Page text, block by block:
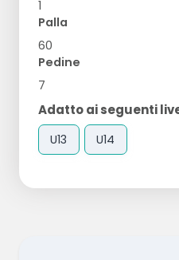
1
Palla
60
Pedine
7
Adatto ai seguenti
U13 U14